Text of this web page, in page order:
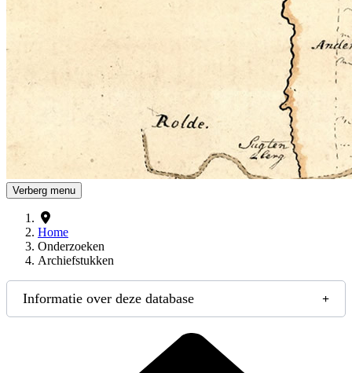
Verberg menu
Home
Onderzoeken
Archiefstukken
Informatie over deze database